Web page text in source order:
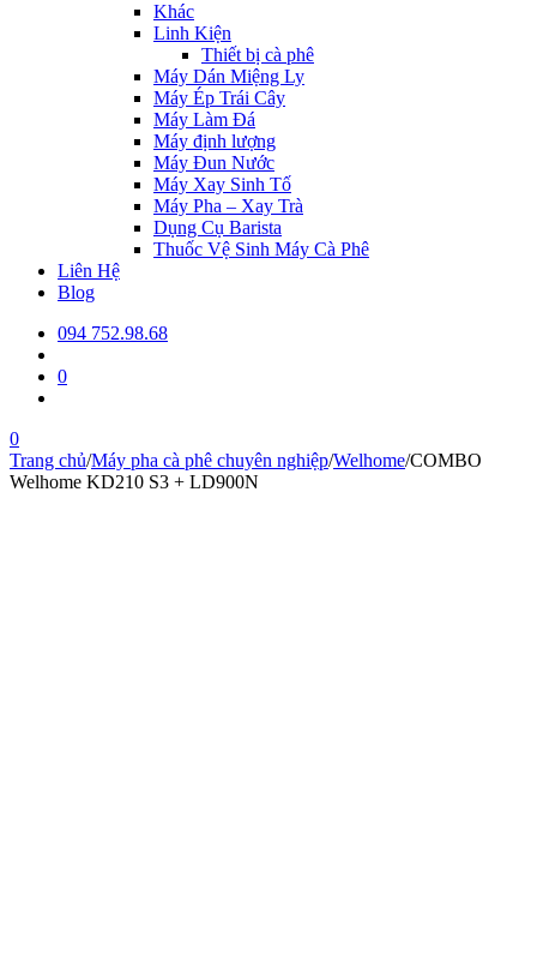
Khác
Linh Kiện
Thiết bị cà phê
Máy Dán Miệng Ly
Máy Ép Trái Cây
Máy Làm Đá
Máy định lượng
Máy Đun Nước
Máy Xay Sinh Tố
Máy Pha – Xay Trà
Dụng Cụ Barista
Thuốc Vệ Sinh Máy Cà Phê
Liên Hệ
Blog
094 752.98.68
0
0
Trang chủ/Máy pha cà phê chuyên nghiệp/Welhome/COMBO
Welhome KD210 S3 + LD900N